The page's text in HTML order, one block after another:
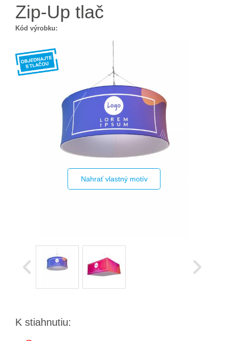
Zip-Up tlač
Kód výrobku:
Nahrať vlastný motív
K stiahnutiu: